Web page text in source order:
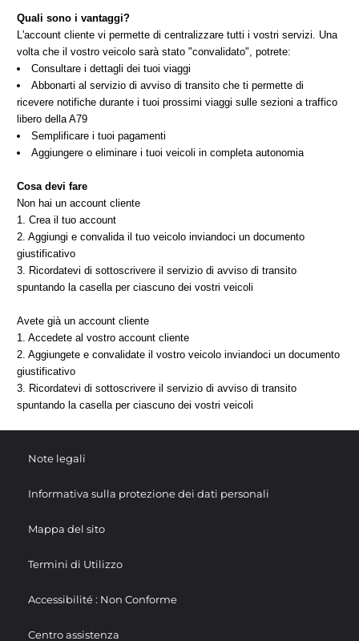
Quali sono i vantaggi?
L'account cliente vi permette di centralizzare tutti i vostri servizi. Una
volta che il vostro veicolo sarà stato "convalidato", potrete:
Consultare i dettagli dei tuoi viaggi
Abbonarti al servizio di avviso di transito che ti permette di
ricevere notifiche durante i tuoi prossimi viaggi sulle sezioni a traffico
libero della A79
Semplificare i tuoi pagamenti
Aggiungere o eliminare i tuoi veicoli in completa autonomia
Cosa devi fare
Non hai un account cliente
1. Crea il tuo account
2. Aggiungi e convalida il tuo veicolo inviandoci un documento
giustificativo
3. Ricordatevi di sottoscrivere il servizio di avviso di transito
spuntando la casella per ciascuno dei vostri veicoli
Avete già un account cliente
1. Accedete al vostro account cliente
2. Aggiungete e convalidate il vostro veicolo inviandoci un documento
giustificativo
3. Ricordatevi di sottoscrivere il servizio di avviso di transito
spuntando la casella per ciascuno dei vostri veicoli
Note legali
Informativa sulla protezione dei dati personali
Mappa del sito
Termini di Utilizzo
Accessibilité : Non Conforme
Centro assistenza